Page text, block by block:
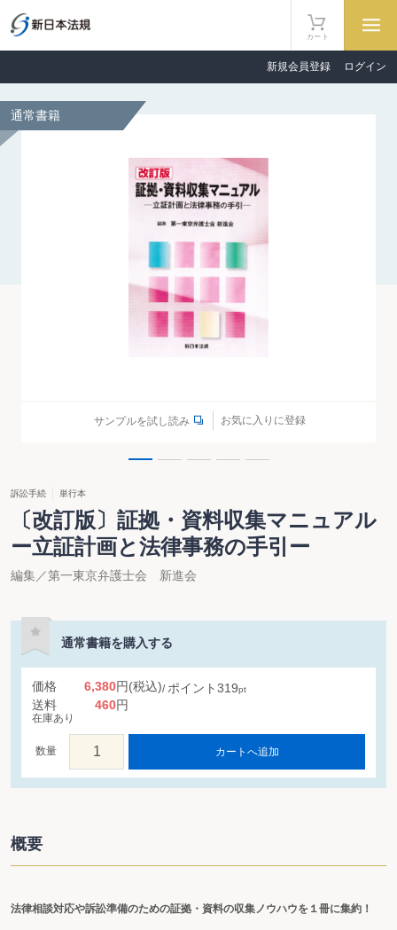
新規会員登録 ログイン
カート
通常書籍
サンプルを試し読み お気に入りに登録
訴訟手続 単行本
〔改訂版〕証拠・資料収集マニュアル
ー立証計画と法律事務の手引ー
編集／第一東京弁護士会 新進会
通常書籍を購入する
価格 6,380円(税込) ポイント319pt
送料 460円
在庫あり
数量 カートへ追加
概要
法律相談対応や訴訟準備のための証拠・資料の収集ノウハウを１冊に集約！